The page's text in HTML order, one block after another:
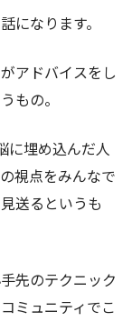
になります。
アドバイスをし
もの。
に埋め込んだ人
視点をみんなで
送るというも
先のテクニック
ミュニティでこ